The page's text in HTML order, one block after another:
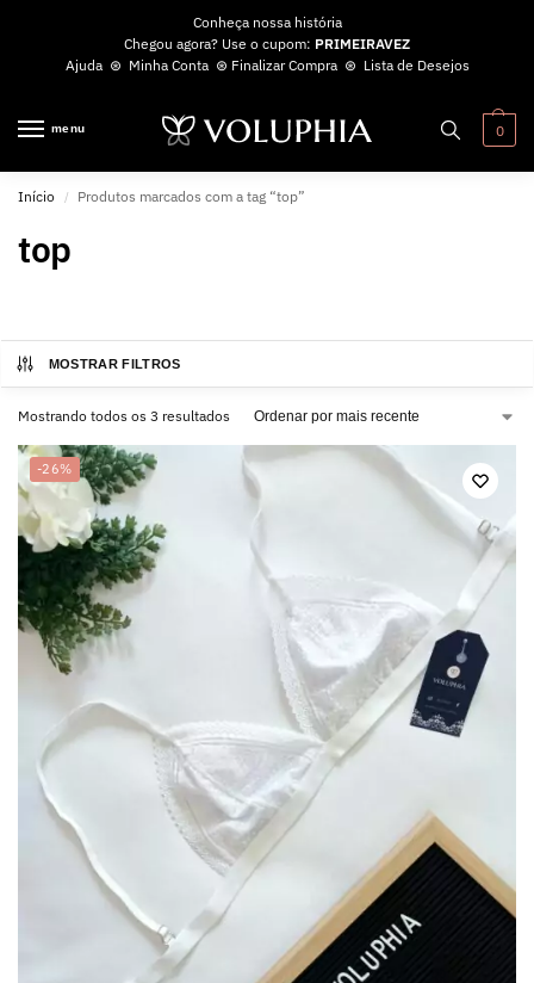
Conheça nossa história
Chegou agora? Use o cupom: PRIMEIRAVEZ
Ajuda⊛ Minha Conta⊛ Finalizar Compra⊛ Lista de Desejos
menu 0
Início / Produtos marcados com a tag “top”
top
MOSTRAR FILTROS
Mostrando todos os 3 resultados
-26%